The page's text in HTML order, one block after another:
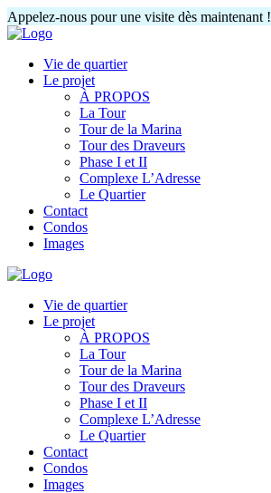
Appelez-nous pour une visite dès maintenant !
Vie de quartier
Le projet
À PROPOS
La Tour
Tour de la Marina
Tour des Draveurs
Phase I et II
Complexe L’Adresse
Le Quartier
Contact
Condos
Images
Vie de quartier
Le projet
À PROPOS
La Tour
Tour de la Marina
Tour des Draveurs
Phase I et II
Complexe L’Adresse
Le Quartier
Contact
Condos
Images